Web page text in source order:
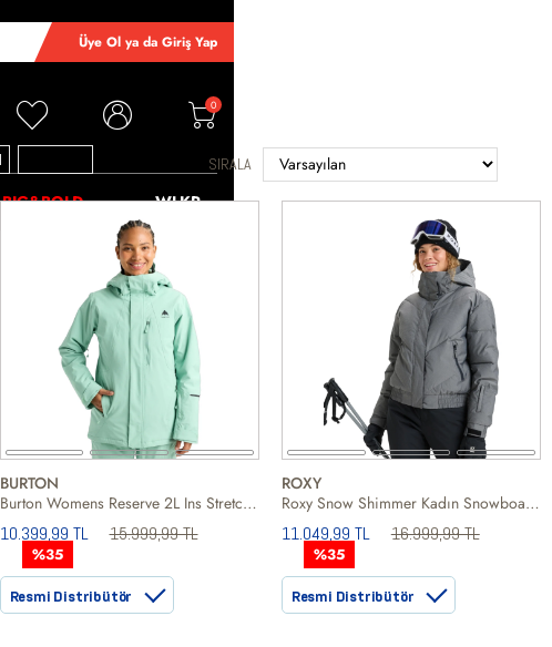
Üye Ol ya da Giriş Yap
0
BIG&BOLD WLKR
SIRALA
BURTON
Burton Womens Reserve 2L Ins Stretch Slim Kadın Yeşil Snowboard Ceketi
10.399,99 TL 15.999,99 TL
%35
Resmi Distribütör
ROXY
Roxy Snow Shimmer Kadın Snowboard Ceketi
11.049,99 TL 16.999,99 TL
%35
Resmi Distribütör